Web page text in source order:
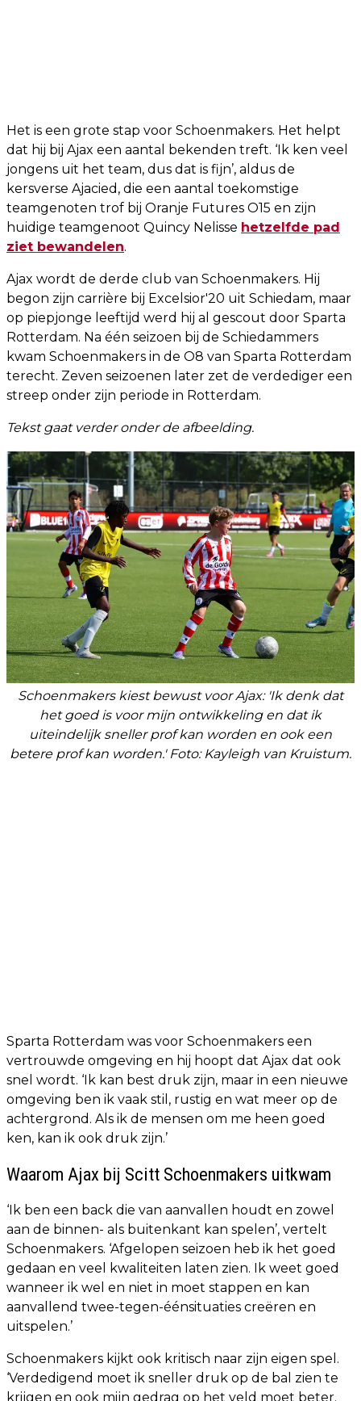
Het is een grote stap voor Schoenmakers. Het helpt
dat hij bij Ajax een aantal bekenden treft. ‘Ik ken veel
jongens uit het team, dus dat is fijn’, aldus de
kersverse Ajacied, die een aantal toekomstige
teamgenoten trof bij Oranje Futures O15 en zijn
huidige teamgenoot Quincy Nelisse hetzelfde pad
ziet bewandelen.
Ajax wordt de derde club van Schoenmakers. Hij
begon zijn carrière bij Excelsior'20 uit Schiedam, maar
op piepjonge leeftijd werd hij al gescout door Sparta
Rotterdam. Na één seizoen bij de Schiedammers
kwam Schoenmakers in de O8 van Sparta Rotterdam
terecht. Zeven seizoenen later zet de verdediger een
streep onder zijn periode in Rotterdam.
Tekst gaat verder onder de afbeelding.
Schoenmakers kiest bewust voor Ajax: 'Ik denk dat
het goed is voor mijn ontwikkeling en dat ik
uiteindelijk sneller prof kan worden en ook een
betere prof kan worden.' Foto: Kayleigh van Kruistum.
Sparta Rotterdam was voor Schoenmakers een
vertrouwde omgeving en hij hoopt dat Ajax dat ook
snel wordt. ‘Ik kan best druk zijn, maar in een nieuwe
omgeving ben ik vaak stil, rustig en wat meer op de
achtergrond. Als ik de mensen om me heen goed
ken, kan ik ook druk zijn.’
Waarom Ajax bij Scitt Schoenmakers uitkwam
‘Ik ben een back die van aanvallen houdt en zowel
aan de binnen- als buitenkant kan spelen’, vertelt
Schoenmakers. ‘Afgelopen seizoen heb ik het goed
gedaan en veel kwaliteiten laten zien. Ik weet goed
wanneer ik wel en niet in moet stappen en kan
aanvallend twee-tegen-éénsituaties creëren en
uitspelen.’
Schoenmakers kijkt ook kritisch naar zijn eigen spel.
‘Verdedigend moet ik sneller druk op de bal zien te
krijgen en ook mijn gedrag op het veld moet beter.